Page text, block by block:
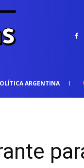
ARGENTINA